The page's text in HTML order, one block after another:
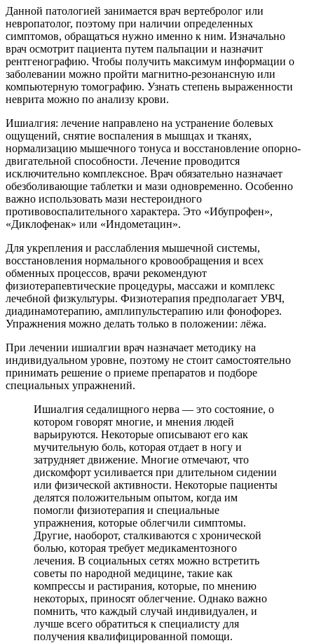
Данной патологией занимается врач вертебролог или
невропатолог, поэтому при наличии определенных
симптомов, обращаться нужно именно к ним. Изначально
врач осмотрит пациента путем пальпации и назначит
рентгенографию. Чтобы получить максимум информации о
заболевании можно пройти магнитно-резонансную или
компьютерную томографию. Узнать степень выраженности
неврита можно по анализу крови.
Ишиалгия: лечение направлено на устранение болевых
ощущений, снятие воспаления в мышцах и тканях,
нормализацию мышечного тонуса и восстановление опорно-
двигательной способности. Лечение проводится
исключительно комплексное. Врач обязательно назначает
обезболивающие таблетки и мази одновременно. Особенно
важно использовать мази нестероидного
противовоспалительного характера. Это «Ибупрофен»,
«Диклофенак» или «Индометацин».
Для укрепления и расслабления мышечной системы,
восстановления нормального кровообращения и всех
обменных процессов, врачи рекомендуют
физиотерапевтические процедуры, массажи и комплекс
лечебной физкультуры. Физиотерапия предполагает УВЧ,
диадинамотерапию, амплипульстерапию или фонофорез.
Упражнения можно делать только в положении: лёжа.
При лечении ишиалгии врач назначает методику на
индивидуальном уровне, поэтому не стоит самостоятельно
принимать решение о приеме препаратов и подборе
специальных упражнений.
Ишиалгия седалищного нерва — это состояние, о
котором говорят многие, и мнения людей
варьируются. Некоторые описывают его как
мучительную боль, которая отдает в ногу и
затрудняет движение. Многие отмечают, что
дискомфорт усиливается при длительном сидении
или физической активности. Некоторые пациенты
делятся положительным опытом, когда им
помогли физиотерапия и специальные
упражнения, которые облегчили симптомы.
Другие, наоборот, сталкиваются с хронической
болью, которая требует медикаментозного
лечения. В социальных сетях можно встретить
советы по народной медицине, такие как
компрессы и растирания, которые, по мнению
некоторых, приносят облегчение. Однако важно
помнить, что каждый случай индивидуален, и
лучше всего обратиться к специалисту для
получения квалифицированной помощи.